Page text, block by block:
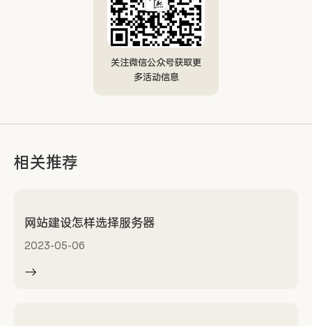
关注微信公众号获取更
多活动信息
相关推荐
网站建设怎样选择服务器
2023-05-06